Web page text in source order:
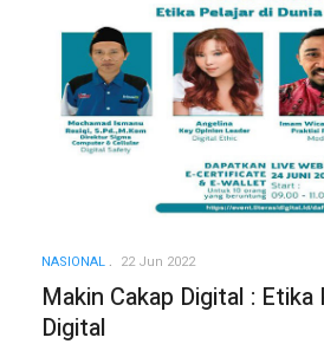
NASIONAL 22 Jun 2022
Makin Cakap Digital : Etika
Digital